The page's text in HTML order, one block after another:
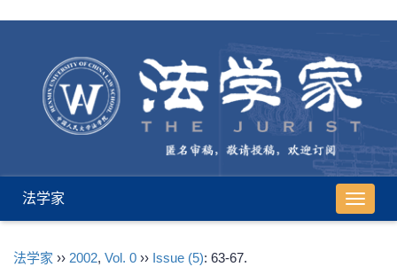
导
航
法学家
法学家 ›› 2002, Vol. 0 ›› Issue (5): 63-67.